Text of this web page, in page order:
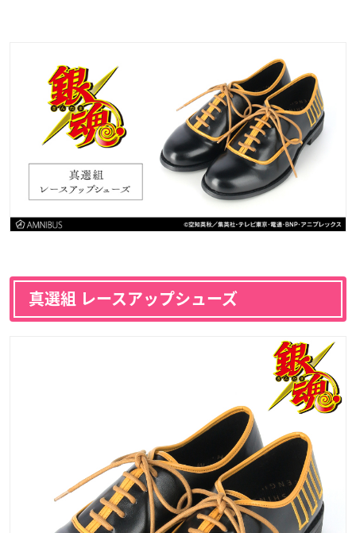
真選組 レースアップシューズ